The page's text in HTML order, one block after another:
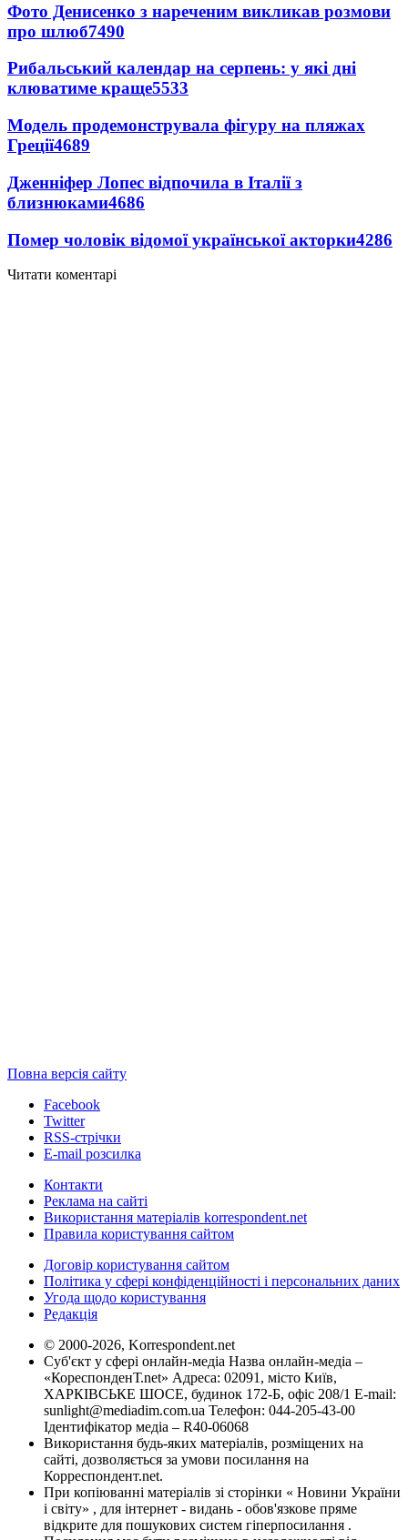
Фото Денисенко з нареченим викликав розмови
про шлюб7490
Рибальський календар на серпень: у які дні
клюватиме краще5533
Модель продемонструвала фігуру на пляжах
Греції4689
Дженніфер Лопес відпочила в Італії з
близнюками4686
Помер чоловік відомої української акторки4286
Читати коментарі
Повна версія сайту
Facebook
Twitter
RSS-стрічки
E-mail розсилка
Контакти
Реклама на сайті
Використання матеріалів korrespondent.net
Правила користування сайтом
Договір користування сайтом
Політика у сфері конфіденційності і персональних даних
Угода щодо користування
Редакція
© 2000-2026, Korrespondent.net
Суб'єкт у сфері онлайн-медіа Назва онлайн-медіа –
«КореспонденТ.net» Адреса: 02091, місто Київ,
ХАРКІВСЬКЕ ШОСЕ, будинок 172-Б, офіс 208/1 E-mail:
sunlight@mediadim.com.ua Телефон: 044-205-43-00
Ідентифікатор медіа – R40-06068
Використання будь-яких матеріалів, розміщених на
сайті, дозволяється за умови посилання на
Корреспондент.net.
При копіюванні матеріалів зі сторінки « Новини України
і світу» , для інтернет - видань - обов'язкове пряме
відкрите для пошукових систем гіперпосилання .